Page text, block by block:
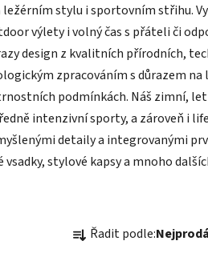
stylu i sportovním střihu.
výlety i volný čas s přáteli či
design z kvalitních přírodních,
zpracováním s důrazem na
podmínkách. Náš zimní,
intenzivní sporty, a zároveň i
detaily a integrovanými
stylové kapsy a mnoho
a Řadit podle: